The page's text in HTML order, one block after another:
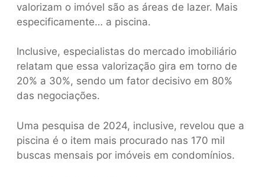
valorizam o imóvel são as áreas de lazer. Mais
especificamente… a piscina.
Inclusive, especialistas do mercado imobiliário
relatam que essa valorização gira em torno de
20% a 30%, sendo um fator decisivo em 80%
das negociações.
Uma pesquisa de 2024, inclusive, revelou que a
piscina é o item mais procurado nas 170 mil
buscas mensais por imóveis em condomínios.